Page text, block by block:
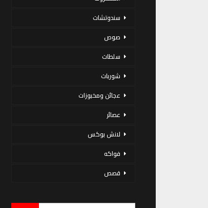
سندوتشات
صوص
سلطات
شوربات
عجائن ومخبوزات
عصائر
لانش بوكس
فواكه
قصص